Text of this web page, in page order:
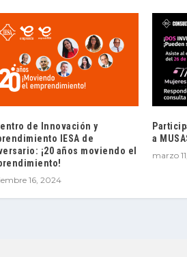
de Innovación y
IESA de
¡20 años moviendo el
16, 2024
a
marzo